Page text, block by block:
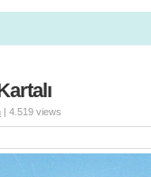
| 4.519 views